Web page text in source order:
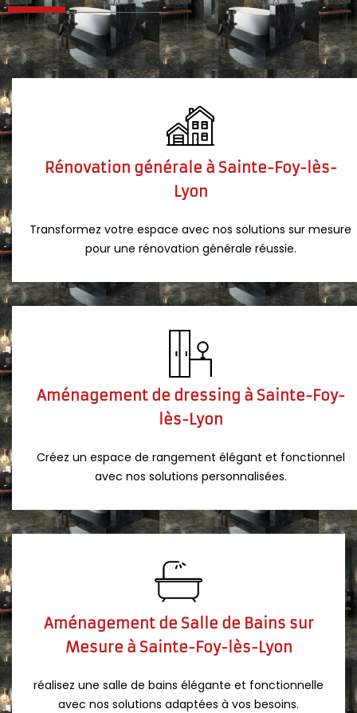
Rénovation générale à Sainte-Foy-lès-
Lyon
Transformez votre espace avec nos solutions sur mesure
pour une rénovation générale réussie.
Aménagement de dressing à Sainte-Foy-
lès-Lyon
Créez un espace de rangement élégant et fonctionnel
avec nos solutions personnalisées.
Aménagement de Salle de Bains sur
Mesure à Sainte-Foy-lès-Lyon
réalisez une salle de bains élégante et fonctionnelle
avec nos solutions adaptées à vos besoins.